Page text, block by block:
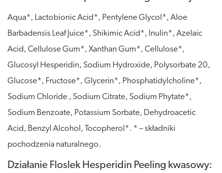
Aqua*, Lactobionic Acid*, Pentylene Glycol*, Aloe
Barbadensis Leaf Juice*, Shikimic Acid*, Inulin*, Azelaic
Acid, Cellulose Gum*, Xanthan Gum*, Cellulose*,
Glucosyl Hesperidin, Sodium Hydroxide, Polysorbate 20,
Glucose*, Fructose*, Glycerin*, Phosphatidylcholine*,
Sodium Chloride , Sodium Citrate, Sodium Phytate*,
Sodium Benzoate, Potassium Sorbate, Dehydroacetic
Acid, Benzyl Alcohol, Tocopherol*. * – składniki
pochodzenia naturalnego.
Działanie Floslek Hesperidin Peeling kwasowy: